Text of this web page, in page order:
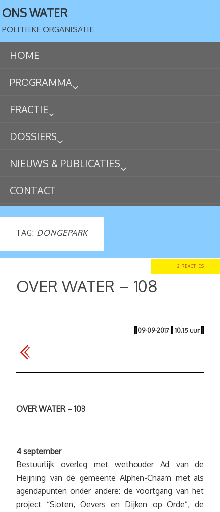
ONS WATER
POLITIEKE ORGANISATIE
HOME
PROGRAMMA
FRACTIE
DOSSIERS
NIEUWS & PUBLICATIES
CONTACT
TAG: DONGEPARK
2 REACTIES
OVER WATER – 108
| 09-09-2017 | 10.15 uur |
OVER WATER – 108
4 september
Bestuurlijk overleg met wethouder Ad van de
Heijning van de gemeente Alphen-Chaam met als
agendapunten onder andere: de voortgang van het
project “Sloten, Oevers en Dijken op Orde”, de